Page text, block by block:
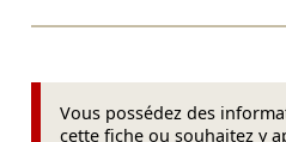
Vous possédez des
cette fiche ou souhaitez y